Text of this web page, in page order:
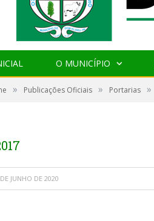
O MUNICÍPIO
» Publicações Oficiais » Portarias »
JUNHO DE 2020